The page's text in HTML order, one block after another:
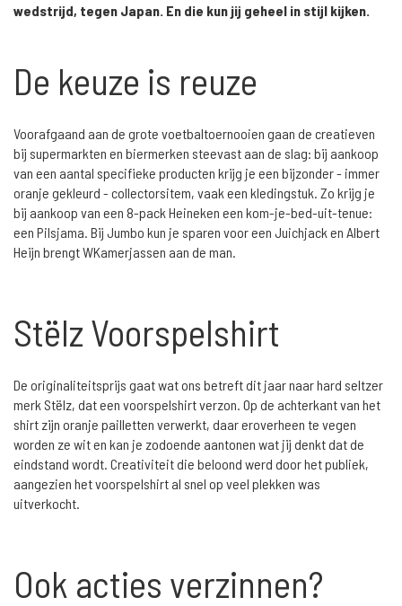
wedstrijd, tegen Japan. En die kun jij geheel in stijl kijken.
De keuze is reuze
Voorafgaand aan de grote voetbaltoernooien gaan de creatieven
bij supermarkten en biermerken steevast aan de slag: bij aankoop
van een aantal specifieke producten krijg je een bijzonder - immer
oranje gekleurd - collectorsitem, vaak een kledingstuk. Zo krijg je
bij aankoop van een 8-pack Heineken een kom-je-bed-uit-tenue:
een Pilsjama. Bij Jumbo kun je sparen voor een Juichjack en Albert
Heijn brengt WKamerjassen aan de man.
Stëlz Voorspelshirt
De originaliteitsprijs gaat wat ons betreft dit jaar naar hard seltzer
merk Stëlz, dat een voorspelshirt verzon. Op de achterkant van het
shirt zijn oranje pailletten verwerkt, daar eroverheen te vegen
worden ze wit en kan je zodoende aantonen wat jij denkt dat de
eindstand wordt. Creativiteit die beloond werd door het publiek,
aangezien het voorspelshirt al snel op veel plekken was
uitverkocht.
Ook acties verzinnen?